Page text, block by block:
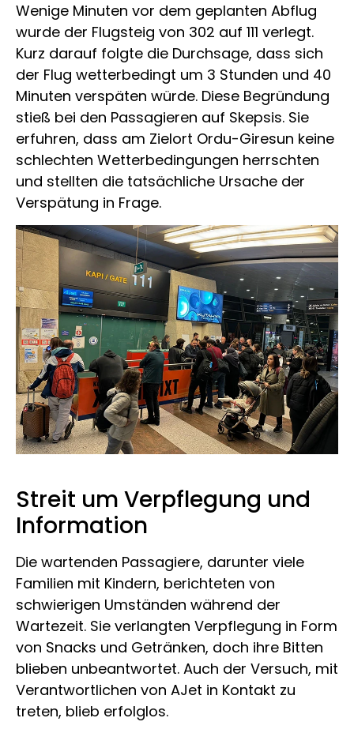
Wenige Minuten vor dem geplanten Abflug
wurde der Flugsteig von 302 auf 111 verlegt.
Kurz darauf folgte die Durchsage, dass sich
der Flug wetterbedingt um 3 Stunden und 40
Minuten verspäten würde. Diese Begründung
stieß bei den Passagieren auf Skepsis. Sie
erfuhren, dass am Zielort Ordu-Giresun keine
schlechten Wetterbedingungen herrschten
und stellten die tatsächliche Ursache der
Verspätung in Frage.
Streit um Verpflegung und
Information
Die wartenden Passagiere, darunter viele
Familien mit Kindern, berichteten von
schwierigen Umständen während der
Wartezeit. Sie verlangten Verpflegung in Form
von Snacks und Getränken, doch ihre Bitten
blieben unbeantwortet. Auch der Versuch, mit
Verantwortlichen von AJet in Kontakt zu
treten, blieb erfolglos.